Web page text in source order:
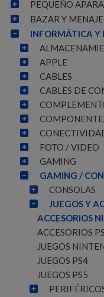
PEQUEÑO
BAZAR Y MENAJE
INFORMÁTICA Y
APPLE
CABLES
CABLES DE
FOTO / VIDEO
GAMING
GAMING /
CONSOLAS
JUEGOS Y
ACCESORIOS
ACCESORIOS
JUEGOS
JUEGOS PS4
JUEGOS PS5